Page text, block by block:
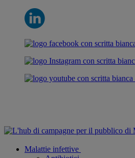
Malattie infettive